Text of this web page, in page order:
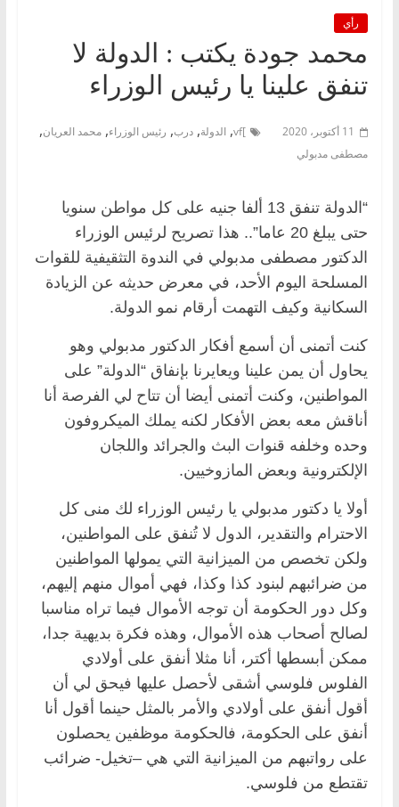
رأي
محمد جودة يكتب : الدولة لا
تنفق علينا يا رئيس الوزراء
11 أكتوبر، 2020 ]vf
, الدولة, درب, رئيس الوزراء, محمد العريان,
مصطفى مدبولي
“الدولة تنفق 13 ألفا جنيه على كل مواطن سنويا
حتى يبلغ 20 عاما”.. هذا تصريح لرئيس الوزراء
الدكتور مصطفى مدبولي في الندوة التثقيفية للقوات
المسلحة اليوم الأحد، في معرض حديثه عن الزيادة
السكانية وكيف التهمت أرقام نمو الدولة.
كنت أتمنى أن أسمع أفكار الدكتور مدبولي وهو
يحاول أن يمن علينا ويعايرنا بإنفاق “الدولة” على
المواطنين، وكنت أتمنى أيضا أن تتاح لي الفرصة أنا
أناقش معه بعض الأفكار لكنه يملك الميكروفون
وحده وخلفه قنوات البث والجرائد واللجان
الإلكترونية وبعض المازوخيين.
أولا يا دكتور مدبولي يا رئيس الوزراء لك منى كل
الاحترام والتقدير، الدول لا تُنفق على المواطنين،
ولكن تخصص من الميزانية التي يمولها المواطنين
من ضرائبهم لبنود كذا وكذا، فهي أموال منهم إليهم،
وكل دور الحكومة أن توجه الأموال فيما تراه مناسبا
لصالح أصحاب هذه الأموال، وهذه فكرة بديهية جدا،
ممكن أبسطها أكتر، أنا مثلا أنفق على أولادي
الفلوس فلوسي أشقى لأحصل عليها فيحق لي أن
أقول أنفق على أولادي والأمر بالمثل حينما أقول أنا
أنفق على الحكومة، فالحكومة موظفين يحصلون
على رواتبهم من الميزانية التي هي –تخيل- ضرائب
تقتطع من فلوسي.